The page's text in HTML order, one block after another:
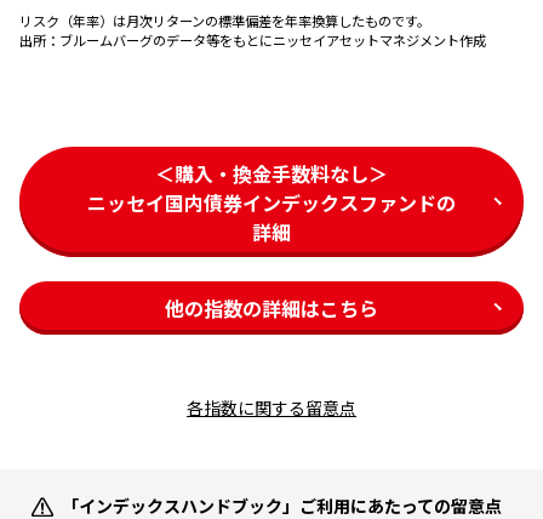
リスク（年率）は月次リターンの標準偏差を年率換算したものです。
出所： ブルームバーグのデータ等をもとにニッセイアセットマネジメント作成
＜購入・換金手数料なし＞
ニッセイ国内債券インデックスファンドの
詳細
他の指数の詳細はこちら
各指数に関する留意点
「インデックスハンドブック」ご利用にあたっての留意点